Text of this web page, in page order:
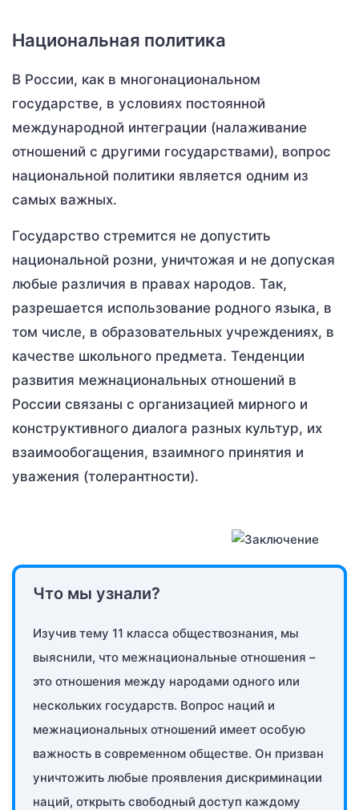
Национальная политика
В России, как в многонациональном
государстве, в условиях постоянной
международной интеграции (налаживание
отношений с другими государствами), вопрос
национальной политики является одним из
самых важных.
Государство стремится не допустить
национальной розни, уничтожая и не допуская
любые различия в правах народов. Так,
разрешается использование родного языка, в
том числе, в образовательных учреждениях, в
качестве школьного предмета. Тенденции
развития межнациональных отношений в
России связаны с организацией мирного и
конструктивного диалога разных культур, их
взаимообогащения, взаимного принятия и
уважения (толерантности).
Что мы узнали?
Изучив тему 11 класса обществознания, мы
выяснили, что межнациональные отношения –
это отношения между народами одного или
нескольких государств. Вопрос наций и
межнациональных отношений имеет особую
важность в современном обществе. Он призван
уничтожить любые проявления дискриминации
наций, открыть свободный доступ каждому